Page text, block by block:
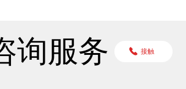
询服务 接触